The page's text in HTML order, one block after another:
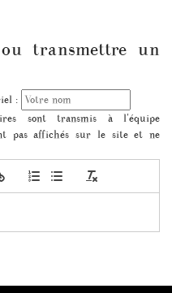
transmettre un
:
sont transmis à l'équipe
pas affichés sur le site et ne